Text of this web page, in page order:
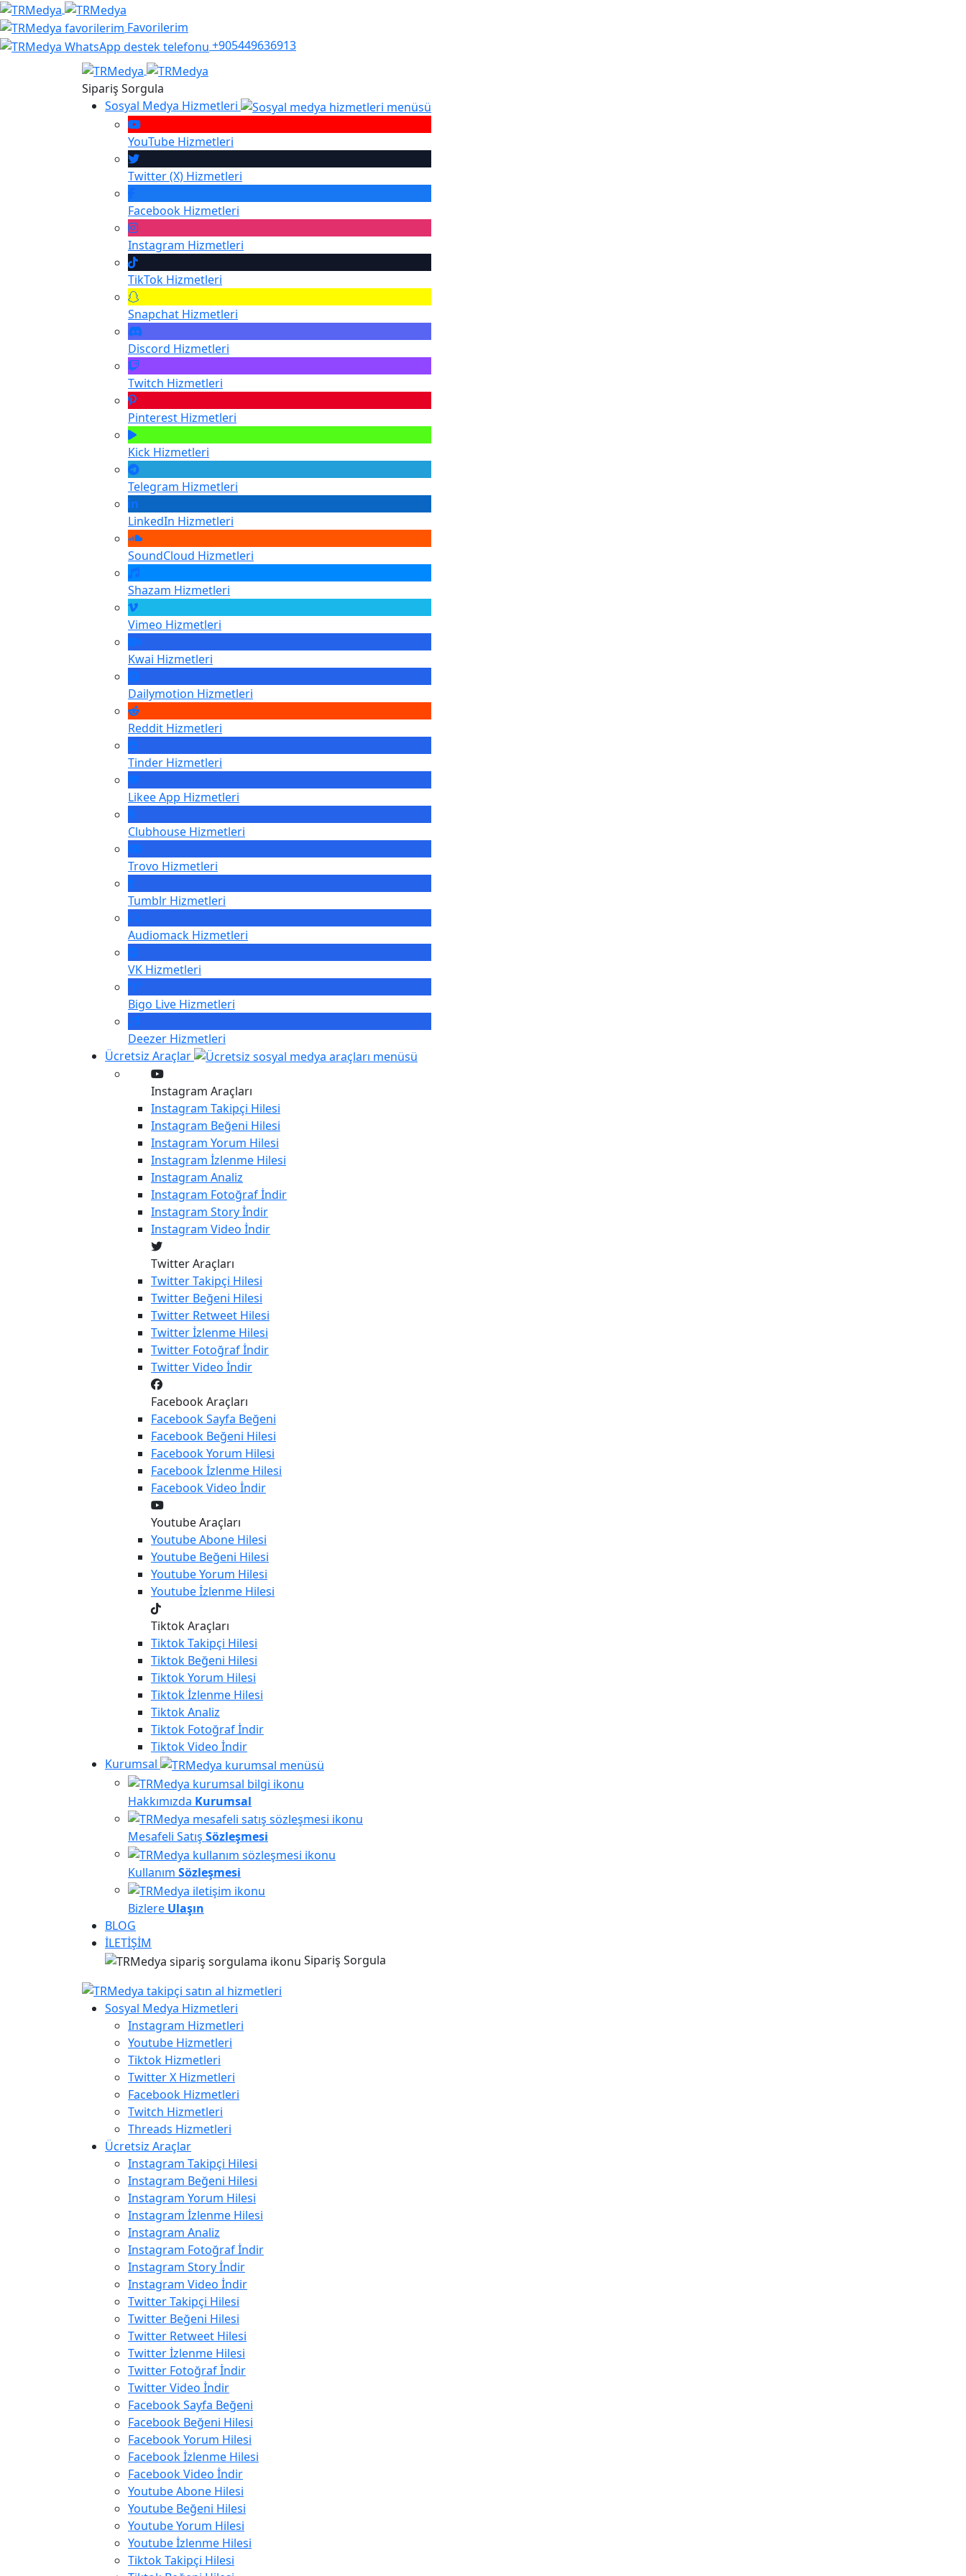
Favorilerim
+905449636913
Sipariş Sorgula
Sosyal Medya Hizmetleri
YouTube Hizmetleri
Twitter (X) Hizmetleri
Facebook Hizmetleri
Instagram Hizmetleri
TikTok Hizmetleri
Snapchat Hizmetleri
Discord Hizmetleri
Twitch Hizmetleri
Pinterest Hizmetleri
Kick Hizmetleri
Telegram Hizmetleri
LinkedIn Hizmetleri
SoundCloud Hizmetleri
Shazam Hizmetleri
Vimeo Hizmetleri
Kwai Hizmetleri
Dailymotion Hizmetleri
Reddit Hizmetleri
Tinder Hizmetleri
Likee App Hizmetleri
Clubhouse Hizmetleri
Trovo Hizmetleri
Tumblr Hizmetleri
Audiomack Hizmetleri
VK Hizmetleri
Bigo Live Hizmetleri
Deezer Hizmetleri
Ücretsiz Araçlar
Instagram Araçları
Instagram Takipçi Hilesi
Instagram Beğeni Hilesi
Instagram Yorum Hilesi
Instagram İzlenme Hilesi
Instagram Analiz
Instagram Fotoğraf İndir
Instagram Story İndir
Instagram Video İndir
Twitter Araçları
TwitterTakipçi Hilesi
Twitter Beğeni Hilesi
Twitter Retweet Hilesi
Twitterİzlenme Hilesi
Twitter Fotoğraf İndir
TwitterVideo İndir
Facebook Araçları
FacebookSayfa Beğeni
Facebook Beğeni Hilesi
FacebookYorum Hilesi
Facebookİzlenme Hilesi
FacebookVideo İndir
Youtube Araçları
YoutubeAbone Hilesi
Youtube Beğeni Hilesi
YoutubeYorum Hilesi
Youtubeİzlenme Hilesi
Tiktok Araçları
TiktokTakipçi Hilesi
Tiktok Beğeni Hilesi
TiktokYorum Hilesi
Tiktokİzlenme Hilesi
TiktokAnaliz
Tiktok Fotoğraf İndir
TiktokVideo İndir
Kurumsal
Hakkımızda Kurumsal
Mesafeli Satış Sözleşmesi
Kullanım Sözleşmesi
Bizlere Ulaşın
BLOG
İLETİŞİM
Sipariş Sorgula
Sosyal Medya Hizmetleri
Instagram Hizmetleri
Youtube Hizmetleri
Tiktok Hizmetleri
Twitter X Hizmetleri
Facebook Hizmetleri
Twitch Hizmetleri
Threads Hizmetleri
Ücretsiz Araçlar
Instagram Takipçi Hilesi
Instagram Beğeni Hilesi
Instagram Yorum Hilesi
Instagram İzlenme Hilesi
Instagram Analiz
Instagram Fotoğraf İndir
Instagram Story İndir
Instagram Video İndir
Twitter Takipçi Hilesi
Twitter Beğeni Hilesi
Twitter Retweet Hilesi
Twitter İzlenme Hilesi
Twitter Fotoğraf İndir
Twitter Video İndir
Facebook Sayfa Beğeni
Facebook Beğeni Hilesi
Facebook Yorum Hilesi
Facebook İzlenme Hilesi
Facebook Video İndir
Youtube Abone Hilesi
Youtube Beğeni Hilesi
Youtube Yorum Hilesi
Youtube İzlenme Hilesi
Tiktok Takipçi Hilesi